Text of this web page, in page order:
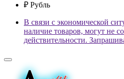
₽ Рубль
В связи с экономической
наличие товаров, могут не
действительности.